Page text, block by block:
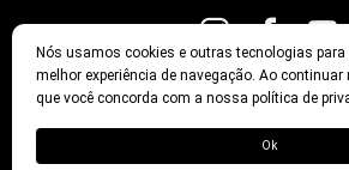
Nós usamos cookies e outras tecnologias para
melhor experiência de navegação. Ao
que você concorda com a nossa política de
Ok